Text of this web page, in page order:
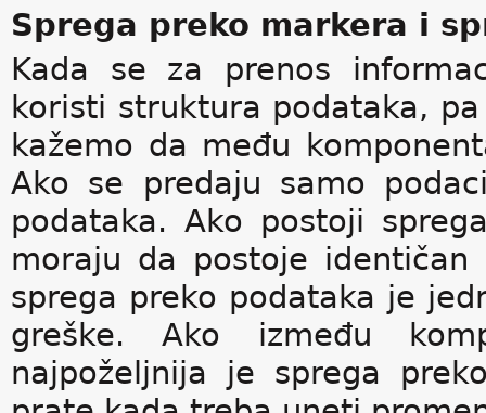
Sprega preko markera i
Kada se za prenos
koristi struktura podataka,
kažemo da među
Ako se predaju samo
podataka. Ako postoji
moraju da postoje
sprega preko podataka je
greške. Ako između
najpoželjnija je sprega